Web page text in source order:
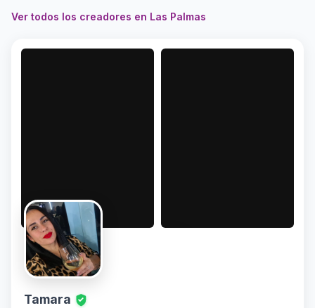
Ver todos los creadores en Las Palmas
Tamara